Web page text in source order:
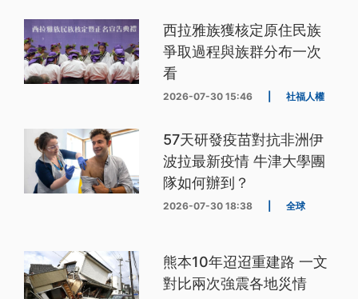
西拉雅族獲核定原住民族
爭取過程與族群分布一次
看
2026-07-30 15:46 社福人權
57天研發疫苗對抗非洲伊
波拉最新疫情 牛津大學團
隊如何辦到？
2026-07-30 18:38 全球
熊本10年迢迢重建路 一文
對比兩次強震各地災情